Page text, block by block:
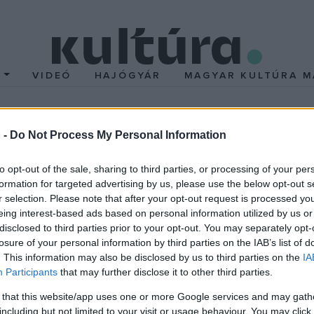
- Do Not Process My Personal Information
opt-out of the sale, sharing to third parties, or processing of your
for targeted advertising by us, please use the below opt-out
selection. Please note that after your opt-out request is processed
interest-based ads based on personal information utilized by us
to third parties prior to your opt-out. You may separately
of your personal information by third parties on the IAB’s list of
This information may also be disclosed by us to third parties on the
Participants that may further disclose it to other third parties.
that this website/app uses one or more Google services and may
but not limited to your visit or usage behaviour. You may
VIDEÓ HAJÓGYÁR MAGYAR KULTÚRA
Albert
ben kapott orvosi diplomát. Több mint tíz évig járta a
lett tanszékvezető professzor, s rövid idő alatt biológiai
izolálnia a C-vitamint, amelyet - utalva az anyag
dolgozó tudósként - 1937-ben orvosi Nobel-díjat
fumársav-katalízis vonatkozásában`. A II. világháború idején
1945-47-ben a budapesti tudományegyetem tanára volt.
kutatólaboratóriumában folytatta. Fő kutatási területe a